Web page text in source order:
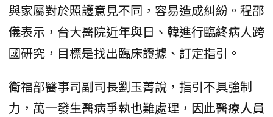
與家屬對於照護意見不同，容易造成糾紛。程邵
儀表示，台大醫院近年與日、韓進行臨終病人跨
國研究，目標是找出臨床證據、訂定指引。
衛福部醫事司副司長劉玉菁說，指引不具強制
力，萬一發生醫病爭執也難處理， 因此醫療人員